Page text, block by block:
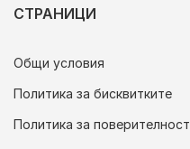
СТРАНИЦИ
Общи условия
Политика за бисквитките
Политика за поверителност